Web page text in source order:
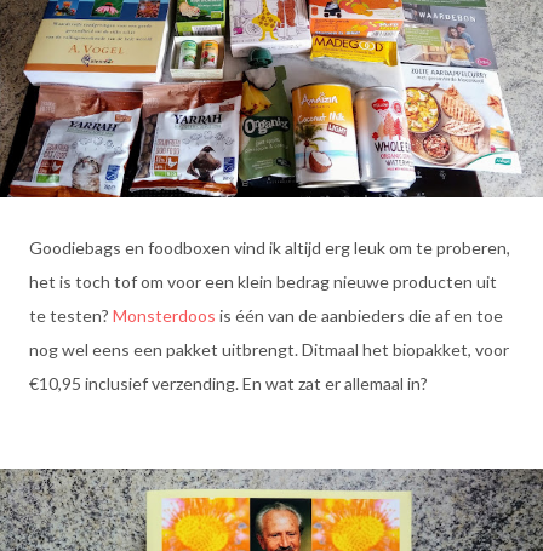
Goodiebags en foodboxen vind ik altijd erg leuk om te proberen,
het is toch tof om voor een klein bedrag nieuwe producten uit
te testen? Monsterdoos is één van de aanbieders die af en toe
nog wel eens een pakket uitbrengt. Ditmaal het biopakket, voor
€10,95 inclusief verzending. En wat zat er allemaal in?